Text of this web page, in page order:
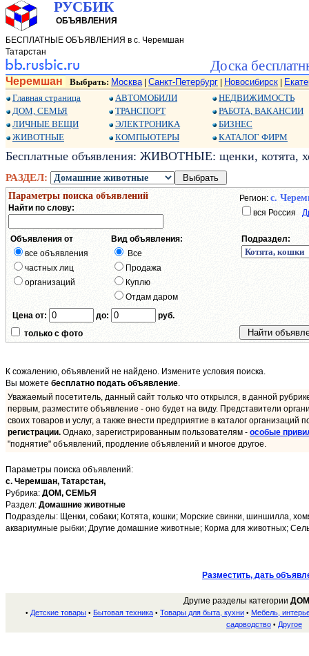
РУСБИК
ОБЪЯВЛЕНИЯ
БЕСПЛАТНЫЕ ОБЪЯВЛЕНИЯ в с. Черемшан
Татарстан
Доска
Черемшан Выбрать: Москва| Санкт-Петербург Новосибирск
Главная страница
ДОМ, СЕМЬЯ
ЛИЧНЫЕ ВЕЩИ
ЖИВОТНЫЕ
АВТОМОБИЛИ
ТРАНСПОРТ
ЭЛЕКТРОНИКА
КОМПЬЮТЕРЫ
НЕДВИЖИМОСТЬ
РАБОТА, ВАКАНСИИ
БИЗНЕС
КАТАЛОГ ФИРМ
Бесплатные объявления: ЖИВОТНЫЕ: щенки, котята,
РАЗДЕЛ:
Параметры поиска объявлений
Найти по слову:
Регион: с.
вся Россия
Объявления от
все объявления
частных лиц
организаций
Вид объявления:
Все
Продажа
Куплю
Отдам даром
Подраздел:
Цена от: до:
руб.
только с фото
К сожалению, объявлений не найдено. Измените условия поиска.
Вы можете бесплатно подать объявление.
Уважаемый посетитель, данный сайт только что открылся, в данной
первым, разместите объявление - оно будет на виду. Представители
своих товаров и услуг, а также внести предприятие в каталог организаций
регистрации. Однако, зарегистрированным пользователям - особые
"поднятие" объявлений, продление объявлений и многое другое.
Параметры поиска объявлений:
с. Черемшан, Татарстан,
Рубрика: ДОМ, СЕМЬЯ
Раздел: Домашние животные
Подразделы: Щенки, собаки; Котята, кошки; Морские свинки, шиншилла,
аквариумные рыбки; Другие домашние животные; Корма для животных;
Разместить, дать
Другие разделы категории
• Детские товары • Бытовая техника • Товары для быта, кухни • Мебель,
садоводство • Другое